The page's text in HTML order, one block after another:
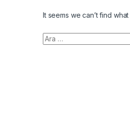
It seems we can’t find
Arama: